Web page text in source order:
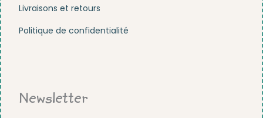
Livraisons et retours
Politique de confidentialité
Newsletter